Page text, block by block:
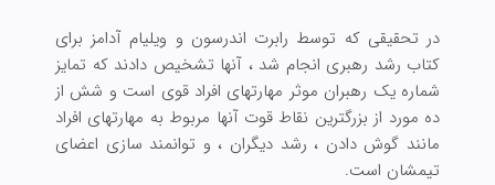
در تحقیقی که توسط رابرت اندرسون و ویلیام آدامز برای
کتاب رشد رهبری انجام شد ، آنها تشخیص دادند که تمایز
شماره یک رهبران موثر مهارتهای افراد قوی است و شش از
ده مورد از بزرگترین نقاط قوت آنها مربوط به مهارتهای افراد
مانند گوش دادن ، رشد دیگران ، و توانمند سازی اعضای
تیمشان است.